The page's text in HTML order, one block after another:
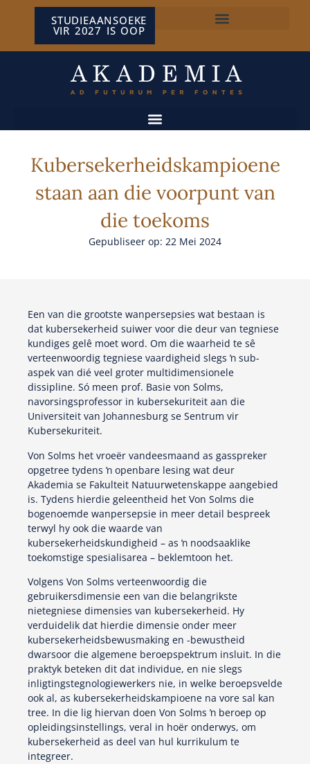
STUDIEAANSOEKE
VIR 2027 IS OOP
Kubersekerheidskampioene
staan aan die voorpunt van
die toekoms
Gepubliseer op: 22 Mei 2024
Een van die grootste wanpersepsies wat bestaan is
dat kubersekerheid suiwer voor die deur van tegniese
kundiges gelê moet word. Om die waarheid te sê
verteenwoordig tegniese vaardigheid slegs ŉ sub-
aspek van dié veel groter multidimensionele
dissipline. Só meen prof. Basie von Solms,
navorsingsprofessor in kubersekuriteit aan die
Universiteit van Johannesburg se Sentrum vir
Kubersekuriteit.
Von Solms het vroeër vandeesmaand as gasspreker
opgetree tydens ŉ openbare lesing wat deur
Akademia se Fakulteit Natuurwetenskappe aangebied
is. Tydens hierdie geleentheid het Von Solms die
bogenoemde wanpersepsie in meer detail bespreek
terwyl hy ook die waarde van
kubersekerheidskundigheid – as ŉ noodsaaklike
toekomstige spesialisarea – beklemtoon het.
Volgens Von Solms verteenwoordig die
gebruikersdimensie een van die belangrikste
nietegniese dimensies van kubersekerheid. Hy
verduidelik dat hierdie dimensie onder meer
kubersekerheidsbewusmaking en -bewustheid
dwarsoor die algemene beroepspektrum insluit. In die
praktyk beteken dit dat individue, en nie slegs
inligtingstegnologiewerkers nie, in welke beroepsvelde
ook al, as kubersekerheidskampioene na vore sal kan
tree. In die lig hiervan doen Von Solms ŉ beroep op
opleidingsinstellings, veral in hoër onderwys, om
kubersekerheid as deel van hul kurrikulum te
integreer.